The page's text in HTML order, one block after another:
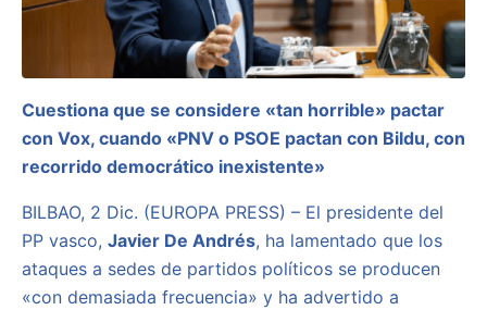
Cuestiona que se considere «tan horrible» pactar
con Vox, cuando «PNV o PSOE pactan con Bildu, con
recorrido democrático inexistente»
BILBAO, 2 Dic. (EUROPA PRESS) – El presidente del
PP vasco, Javier De Andrés, ha lamentado que los
ataques a sedes de partidos políticos se producen
«con demasiada frecuencia» y ha advertido a